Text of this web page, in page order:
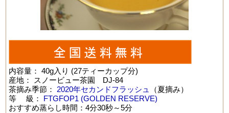
内容量： 40g入り (27ティーカップ分)
産地： スノービュー茶園 DJ-84
茶摘み季節：2020年セカンドフラッシュ
（夏摘み）
等 級： FTGFOP1 (GOLDEN RESERVE)
おすすめ蒸らし時間：4分30秒～5分